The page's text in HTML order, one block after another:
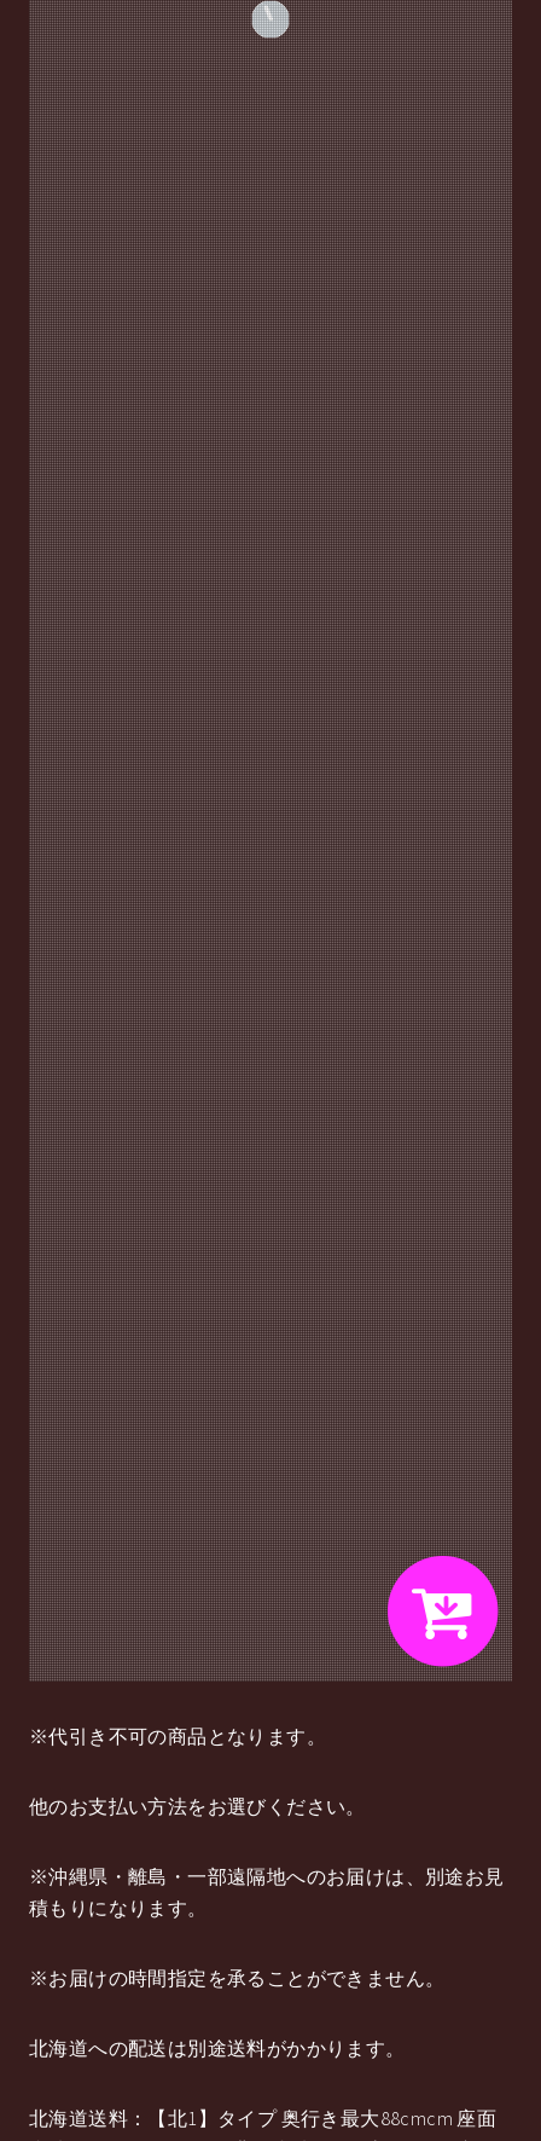
※代引き不可の商品となります。
他のお支払い方法をお選びください。
※沖縄県・離島・一部遠隔地へのお届けは、別途お見
積もりになります。
※お届けの時間指定を承ることができません。
北海道への配送は別途送料がかかります。
北海道送料：【北1】タイプ 奥行き最大88cmcm 座面